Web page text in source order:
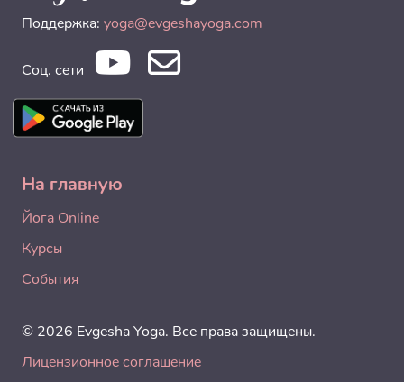
Поддержка: yoga@evgeshayoga.com
Соц. сети
На главную
Йога Online
Курсы
События
© 2026 Evgesha Yoga. Все права защищены.
Лицензионное соглашение